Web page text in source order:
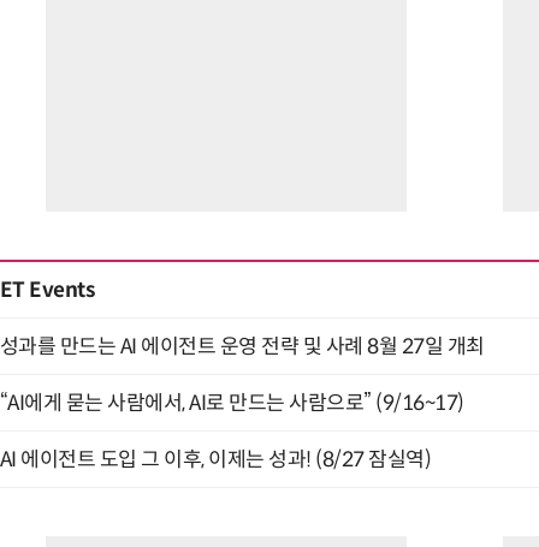
ET Events
성과를 만드는 AI 에이전트 운영 전략 및 사례 8월 27일 개최
“AI에게 묻는 사람에서, AI로 만드는 사람으로” (9/16~17)
AI 에이전트 도입 그 이후, 이제는 성과! (8/27 잠실역)